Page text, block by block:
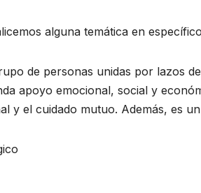
alguna temática en
de personas unidas por lazos
apoyo emocional, social y
y el cuidado mutuo. Además, es